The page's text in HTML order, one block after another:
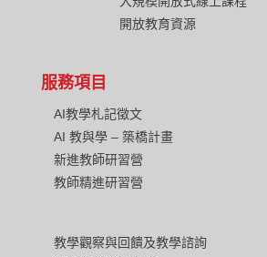
開放教育資源
服務項目
AI教學札記徵文
AI 教與學 – 築橋計畫
新進教師研習營
教師精進研習營
教學觀察與回饋及教學諮詢